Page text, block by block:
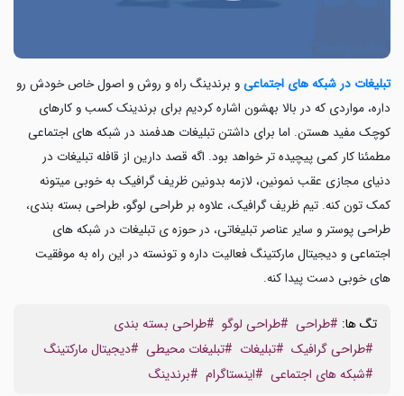
تبلیغات در شبکه های اجتماعیو برندینگ راه و روش و اصول خاص خودش رو
داره، مواردی که در بالا بهشون اشاره کردیم برای برندینک کسب و کارهای
کوچک مفید هستن. اما برای داشتن تبلیغات هدفمند در شبکه های اجتماعی
مطمئنا کار کمی پیچیده تر خواهد بود. اگه قصد دارین از قافله تبلیغات در
دنیای مجازی عقب نمونین، لازمه بدونین ظریف گرافیک به خوبی میتونه
کمک تون کنه. تیم ظریف گرافیک، علاوه بر طراحی لوگو، طراحی بسته بندی،
طراحی پوستر و سایر عناصر تبلیغاتی، در حوزه ی تبلیغات در شبکه های
اجتماعی و دیجیتال مارکتینگ فعالیت داره و تونسته در این راه به موفقیت
های خوبی دست پیدا کنه.
تگ ها: #طراحی #طراحی لوگو #طراحی بسته بندی
#طراحی گرافیک #تبلیغات #تبلیغات محیطی #دیجیتال مارکتینگ
#شبکه های اجتماعی #اینستاگرام #برندینگ